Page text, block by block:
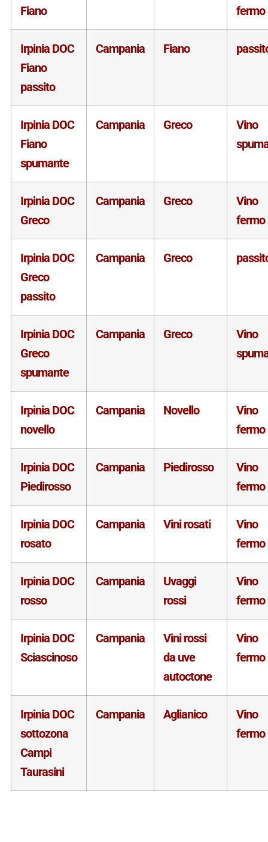
Fiano fermo
Irpinia DOC
Fiano
passito
Campania Fiano
Irpinia DOC
Fiano
spumante
Campania Greco
Vino
Irpinia DOC
Greco
Campania Greco
Vino
fermo
Irpinia DOC
Greco
passito
Campania Greco
Irpinia DOC
Greco
spumante
Campania Greco
Vino
Irpinia DOC
novello
Campania Novello
Vino
fermo
Irpinia DOC
Piedirosso
Campania Piedirosso
Vino
fermo
Irpinia DOC
rosato
Campania Vini rosati
Vino
fermo
Irpinia DOC
rosso
Campania
Uvaggi
rossi
Vino
fermo
Irpinia DOC
Sciascinoso
Campania
Vini rossi
da uve
autoctone
Vino
fermo
Irpinia DOC
sottozona
Campi
Taurasini
Campania Aglianico
Vino
fermo